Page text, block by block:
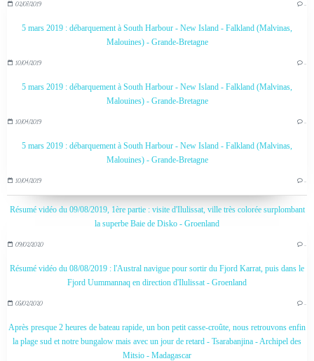
02/07/2019 …
5 mars 2019 : débarquement à South Harbour - New Island - Falkland (Malvinas,
Malouines) - Grande-Bretagne
10/04/2019 …
5 mars 2019 : débarquement à South Harbour - New Island - Falkland (Malvinas,
Malouines) - Grande-Bretagne
10/04/2019 …
5 mars 2019 : débarquement à South Harbour - New Island - Falkland (Malvinas,
Malouines) - Grande-Bretagne
10/04/2019 …
Résumé vidéo du 09/08/2019, 1ère partie : visite d'Ilulissat, ville très colorée surplombant
la superbe Baie de Disko - Groenland
09/02/2020 …
Résumé vidéo du 08/08/2019 : l'Austral navigue pour sortir du Fjord Karrat, puis dans le
Fjord Uummannaq en direction d'Ilulissat - Groenland
05/02/2020 …
Après presque 2 heures de bateau rapide, un bon petit casse-croûte, nous retrouvons enfin
la plage sud et notre bungalow mais avec un jour de retard - Tsarabanjina - Archipel des
Mitsio - Madagascar